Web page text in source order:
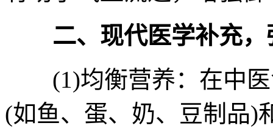
二、现代医学补充
(1)均衡营养：在中医
(如鱼、蛋、奶、豆制品)